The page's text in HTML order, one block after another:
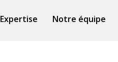
Expertise Notre équipe